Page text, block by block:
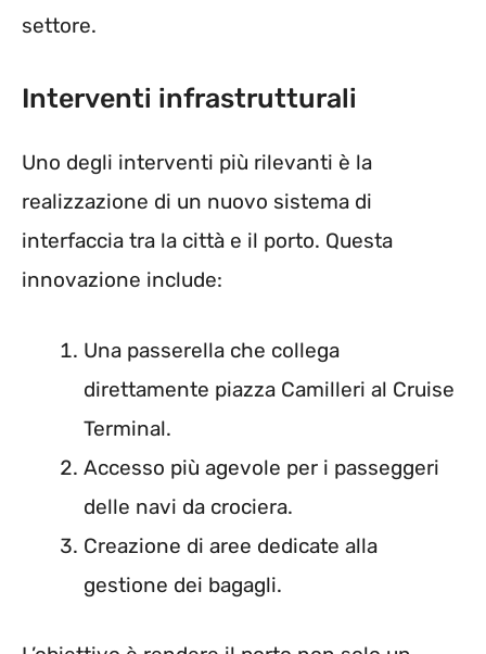
settore.
Interventi infrastrutturali
Uno degli interventi più rilevanti è la
realizzazione di un nuovo sistema di
interfaccia tra la città e il porto. Questa
innovazione include:
Una passerella che collega
direttamente piazza Camilleri al Cruise
Terminal.
Accesso più agevole per i passeggeri
delle navi da crociera.
Creazione di aree dedicate alla
gestione dei bagagli.